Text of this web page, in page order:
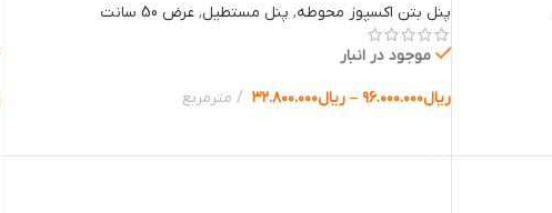
پنل بتن اکسپوز محوطه, پنل مستطیل, عرض 50 سانت
موجود در انبار
ریال۹۶.۰۰۰.۰۰۰ – ریال۳۲.۸۰۰.۰۰۰ مترمربع